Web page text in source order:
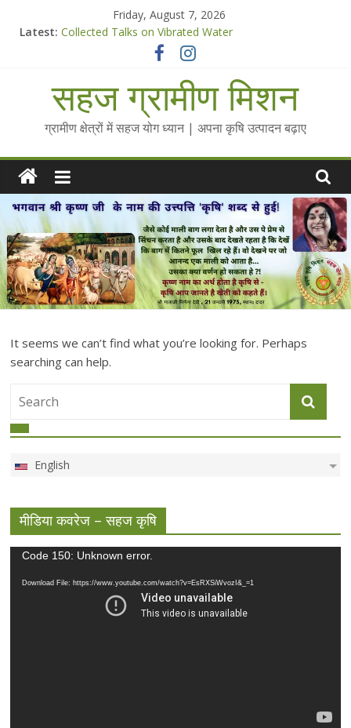
Friday, August 7, 2026
Latest: Collected Talks on Vibrated Water
सहज कृषि प्रचार-प्रसार किट
Standee Designs @ 2025 for Sahaj Krishi Promotions
Chalo Gaon Ki Or Abhiyaan - 2025-26
सहज ग्रामीण मिशन
ग्रामीण क्षेत्रों में सहज योग ध्यान | अपना कृषि उत्पादन बढ़ाए
It seems we can’t find what you’re looking for. Perhaps
searching can help.
English
मीडिया कवरेज – सहज कृषि
Video
Code 150: Unknown error.
Download File: https://www.youtube.com/watch?v=EsRXSiWvozI&_=1